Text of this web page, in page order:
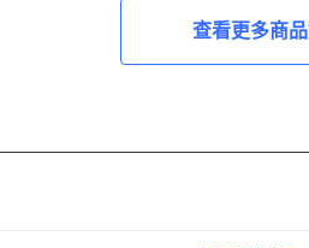
查看更多商